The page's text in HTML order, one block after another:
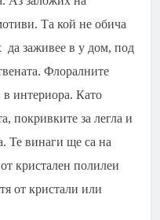
Та кой не обича
да заживее в у дом, под
Флоралните
интериора. Като
покривките за легла и
Те винаги ще са на
кристален полилеи
от кристали или